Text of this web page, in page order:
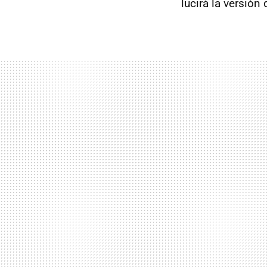
lucirá la versión